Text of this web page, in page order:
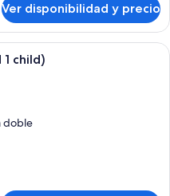
Ver disponibilidad y precio
de hotel con cama,
child)
doble